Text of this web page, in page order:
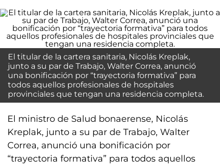
El titular de la cartera sanitaria, Nicolás Kreplak,
junto a su par de Trabajo, Walter Correa, anunció
una bonificación por “trayectoria formativa” para
todos aquellos profesionales de hospitales
provinciales que tengan una residencia completa.
El ministro de Salud bonaerense, Nicolás
Kreplak, junto a su par de Trabajo, Walter
Correa, anunció una bonificación por
“trayectoria formativa” para todos aquellos